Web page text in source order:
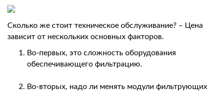
Сколько же стоит техническое обслуживание? – Цена
зависит от нескольких основных факторов.
Во-первых, это сложность оборудования
обеспечивающего фильтрацию.
Во-вторых, надо ли менять модули фильтрующих